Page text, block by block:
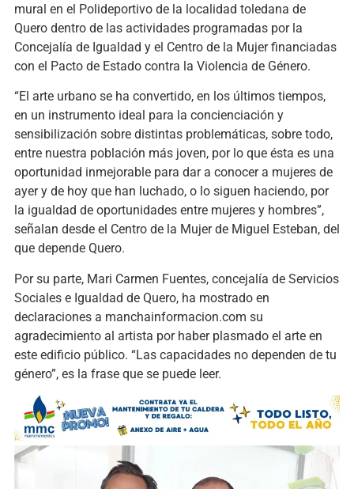
mural en el Polideportivo de la localidad toledana de
Quero dentro de las actividades programadas por la
Concejalía de Igualdad y el Centro de la Mujer financiadas
con el Pacto de Estado contra la Violencia de Género.
“El arte urbano se ha convertido, en los últimos tiempos,
en un instrumento ideal para la concienciación y
sensibilización sobre distintas problemáticas, sobre todo,
entre nuestra población más joven, por lo que ésta es una
oportunidad inmejorable para dar a conocer a mujeres de
ayer y de hoy que han luchado, o lo siguen haciendo, por
la igualdad de oportunidades entre mujeres y hombres”,
señalan desde el Centro de la Mujer de Miguel Esteban, del
que depende Quero.
Por su parte, Mari Carmen Fuentes, concejalía de Servicios
Sociales e Igualdad de Quero, ha mostrado en
declaraciones a manchainformacion.com su
agradecimiento al artista por haber plasmado el arte en
este edificio público. “Las capacidades no dependen de tu
género”, es la frase que se puede leer.